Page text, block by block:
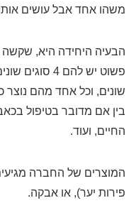
משהו אחד אבל עושים אותו
הבעיה היחידה היא,
פשוט יש להם
שונים, וכל אחד מהם נוצר
בין אם מדובר בטיפול
החיים, ועוד.
המוצרים של החברה
פירות יער), או אבקה.